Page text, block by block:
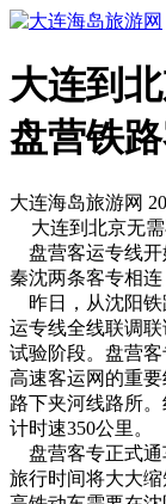
大连到
盘营铁
大连海岛旅游网
大连到北京无
盘营客运专线开
秦沈两条客专相连
昨日，从沈阳铁
运专线全线联调
试验阶段。盘营
高速客运网的重
路下夹河线路所
计时速350公里。
盘营客专正式通
旅行时间将大大